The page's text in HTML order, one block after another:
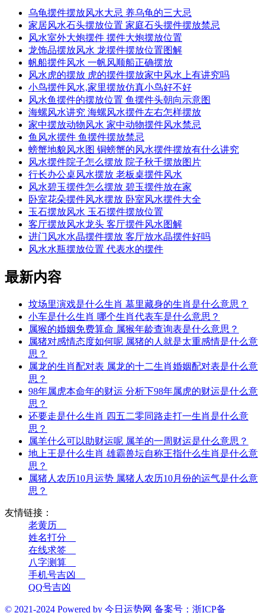
乌龟摆件摆放风水大忌 养乌龟的三大忌
家居风水石头摆放位置 家庭石头摆件摆放禁忌
风水室外大炮摆件 摆件大炮摆放位置
龙饰品摆放风水 龙摆件摆放位置图解
帆船摆件风水 一帆风顺船正确摆放
风水虎的摆放 虎的摆件摆放家中风水上有讲究吗
小鸟摆件风水,家里摆放仿真小鸟好不好
风水鱼摆件的摆放位置 鱼摆件头朝向示意图
海螺风水讲究 海螺风水摆件左右怎样摆放
家中摆放动物风水 家中动物摆件风水禁忌
鱼风水摆件 鱼摆件摆放禁忌
螃蟹地貌风水图 铜螃蟹的风水摆件摆放有什么讲究
风水摆件院子怎么摆放 院子秋千摆放图片
行长办公桌风水摆放 老板桌摆件风水
风水碧玉摆件怎么摆放 碧玉摆件放在家
卧室花朵摆件风水摆放 卧室风水摆件大全
玉石摆放风水 玉石摆件摆放位置
客厅摆放风水龙头 客厅摆件风水图解
进门风水水晶摆件摆放 客厅放水晶摆件好吗
风水水瓶摆放位置 代表水的摆件
最新内容
坟场里演戏是什么生肖 墓里藏身的生肖是什么意思？
小车是什么生肖 哪个生肖代表车是什么意思？
属猴的婚姻免费算命 属猴年龄查询表是什么意思？
属猪对感情态度如何呢 属猪的人就是太重感情是什么意
思？
属龙的生肖配对表 属龙的十二生肖婚姻配对表是什么意
思？
98年属虎本命年的财运 分析下98年属虎的财运是什么意
思？
还要走是什么生肖 四五二零同路走打一生肖是什么意
思？
属羊什么可以助财运呢 属羊的一周财运是什么意思？
地上王是什么生肖 雄霸兽坛自称王指什么生肖是什么意
思？
属猪人农历10月运势 属猪人农历10月份的运气是什么意
思？
友情链接：
老黄历__
姓名打分__
在线求签__
八字测算__
手机号吉凶__
QQ号吉凶
© 2021-2024 Powered by 今日运势网 备案号：浙ICP备